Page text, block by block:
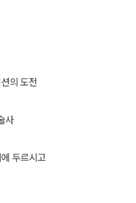
의 도전
사
두르시고